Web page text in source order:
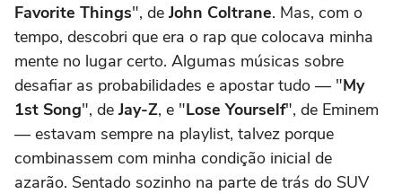
Favorite Things", de John Coltrane. Mas, com o
tempo, descobri que era o rap que colocava minha
mente no lugar certo. Algumas músicas sobre
desafiar as probabilidades e apostar tudo — "My
1st Song", de Jay-Z, e "Lose Yourself", de Eminem
— estavam sempre na playlist, talvez porque
combinassem com minha condição inicial de
azarão. Sentado sozinho na parte de trás do SUV